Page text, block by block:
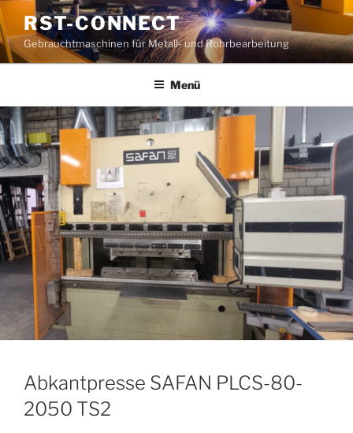
Zum
Inhalt
springen
RST-CONNECT
Gebrauchtmaschinen für Metall- und Rohrbearbeitung
Menü
Abkantpresse SAFAN PLCS-80-
2050 TS2